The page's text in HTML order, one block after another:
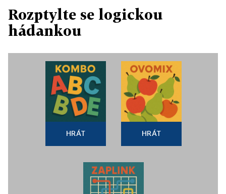
Rozptylte se logickou
hádankou
HRÁT HRÁT